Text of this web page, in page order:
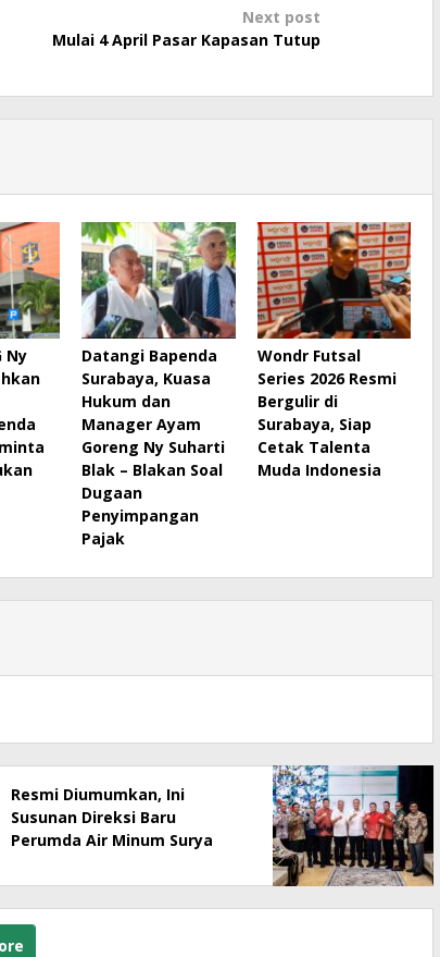
Next post
Mulai 4 April Pasar Kapasan Tutup
Ny
Datangi Bapenda
Surabaya, Kuasa
Hukum dan
Manager Ayam
Goreng Ny Suharti
Blak – Blakan Soal
Dugaan
Penyimpangan
Pajak
Wondr Futsal
Series 2026 Resmi
Bergulir di
Surabaya, Siap
Cetak Talenta
Muda Indonesia
Resmi Diumumkan, Ini
Susunan Direksi Baru
Perumda Air Minum Surya